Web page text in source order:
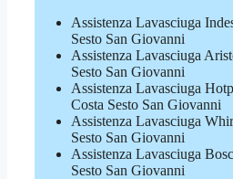
Assistenza Lavasciuga
Sesto San Giovanni
Assistenza Lavasciuga
Sesto San Giovanni
Assistenza Lavasciuga
Costa Sesto San Giovanni
Assistenza Lavasciuga
Sesto San Giovanni
Assistenza Lavasciuga
Sesto San Giovanni